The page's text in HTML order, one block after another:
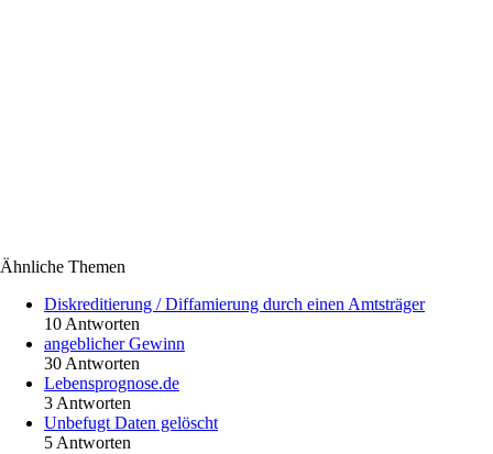
Ähnliche Themen
Diskreditierung / Diffamierung durch einen Amtsträger
10 Antworten
angeblicher Gewinn
30 Antworten
Lebensprognose.de
3 Antworten
Unbefugt Daten gelöscht
5 Antworten